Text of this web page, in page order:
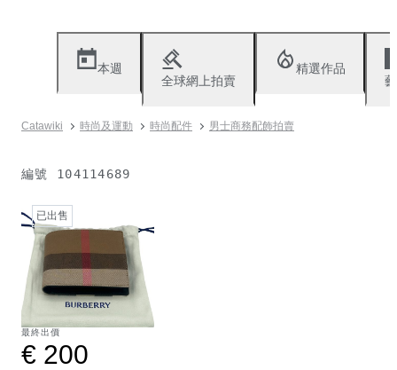
本週
全球網上拍賣
精選作品
Catawiki 時尚及運動 時尚配件 男士商務配飾拍賣
編號 104114689
已出售
最終出價
€ 200